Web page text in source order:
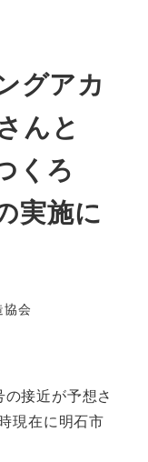
グアカ
んと
くろ
実施に
協会
接近が予想さ
現在に明石市